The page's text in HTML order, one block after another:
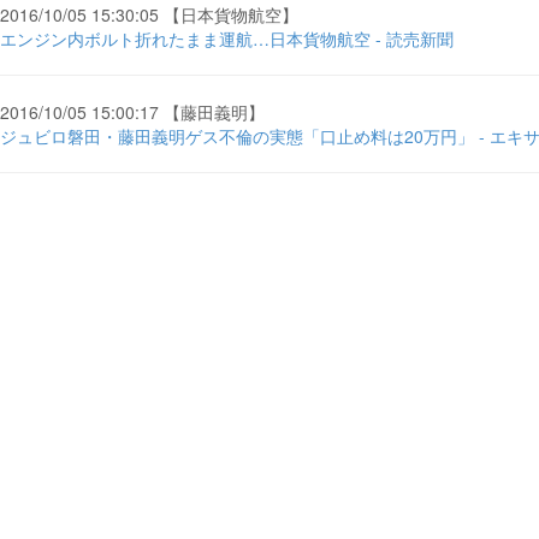
2016/10/05 15:30:05 【日本貨物航空】
エンジン内ボルト折れたまま運航…日本貨物航空 - 読売新聞
2016/10/05 15:00:17 【藤田義明】
ジュビロ磐田・藤田義明ゲス不倫の実態「口止め料は20万円」 - エキ